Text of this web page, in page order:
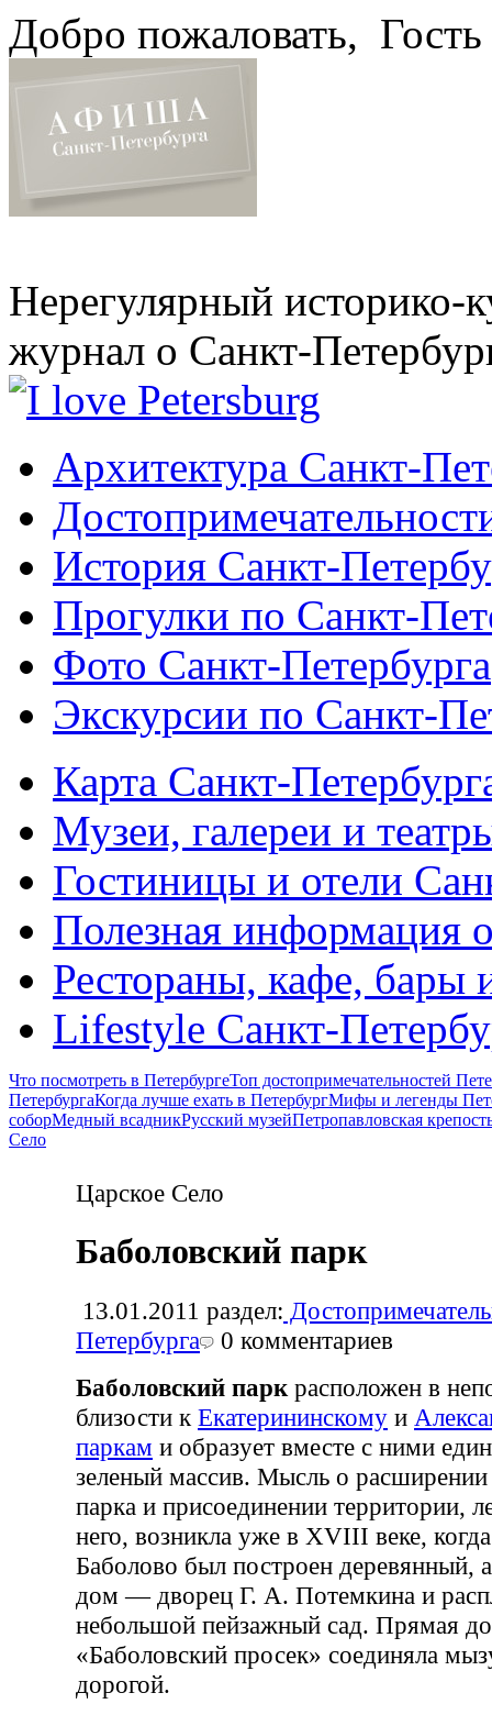
Добро пожаловать, Гость
Нерегулярный историко-
журнал о Санкт-
Архитектура Санкт-
История Санкт-
Прогулки по Санкт-
Фото Санкт-Петербурга
Экскурсии по Санкт-
Карта Санкт-
Музеи, галереи и
Гостиницы и отели
Полезная информация
Рестораны, кафе, бары
Lifestyle Санкт-
Что посмотреть в ПетербургеТоп достопримечательностей
ПетербургаКогда лучше ехать в ПетербургМифы и легенды
соборМедный всадникРусский музейПетропавловская
Село
Царское Село
Баболовский парк
13.01.2011 раздел:
Петербурга
0 комментариев
Баболовский парк расположен в
близости к Екатерининскому и
паркам и образует вместе с ними
зеленый массив. Мысль о расширении
парка и присоединении территории,
него, возникла уже в XVIII веке,
Баболово был построен деревянный,
дом — дворец Г. А. Потемкина и
небольшой пейзажный сад. Прямая
«Баболовский просек» соединяла
дорогой.